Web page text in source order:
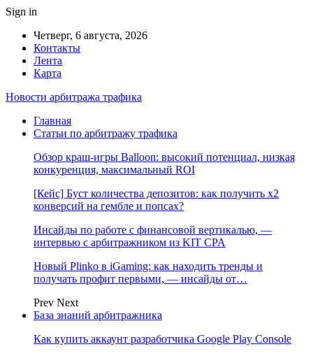
Sign in
Четверг, 6 августа, 2026
Контакты
Лента
Карта
Новости арбитража трафика
Главная
Статьи по арбитражу трафика
Обзор краш-игры Balloon: высокий потенциал, низкая
конкуренция, максимальный ROI
[Кейс] Буст количества депозитов: как получить х2
конверсий на гембле и попсах?
Инсайды по работе с финансовой вертикалью, —
интервью с арбитражником из KIT CPA
Новый Plinko в iGaming: как находить тренды и
получать профит первыми, — инсайды от…
Prev Next
База знаний арбитражника
Как купить аккаунт разработчика Google Play Console